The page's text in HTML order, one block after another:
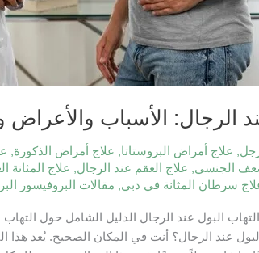
الرجال: الأسباب
, علاج أمراض البروستاتا, علاج أمراض الذكورة,
الجنسي, علاج العقم عند الرجال, علاج المثانة
سرطان المثانة في دبي, مقالات البروفيسور
التهاب البول عند الرجال الدليل الشامل حول
عند الرجال؟ أنت في المكان الصحيح. يُعد هذا